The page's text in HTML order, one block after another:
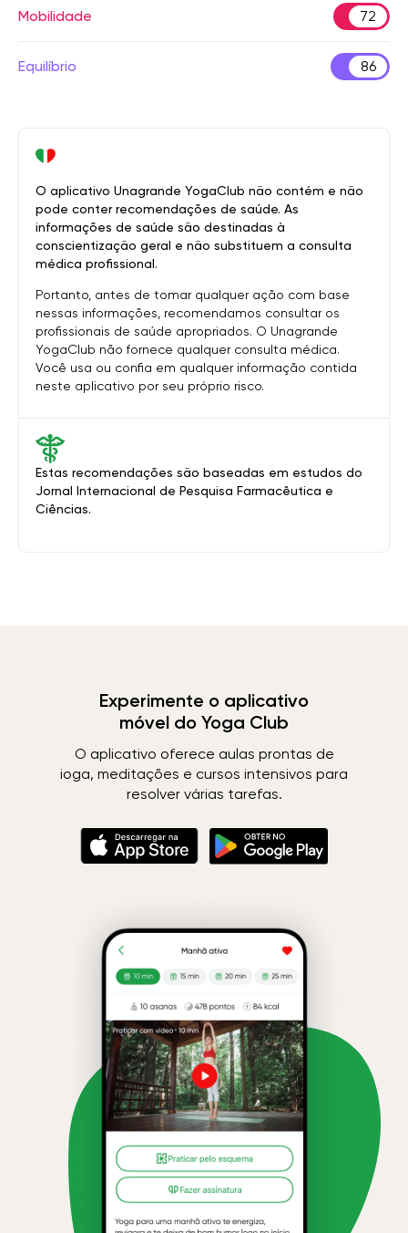
Mobilidade 72
Equilíbrio 86
Estas recomendações são baseadas em estudos do
Jornal Internacional de Pesquisa Farmacêutica e
Ciências.
O aplicativo Unagrande YogaClub não contém e não
pode conter recomendações de saúde. As
informações de saúde são destinadas à
conscientização geral e não substituem a consulta
médica profissional.
Portanto, antes de tomar qualquer ação com base
nessas informações, recomendamos consultar os
profissionais de saúde apropriados. O Unagrande
YogaClub não fornece qualquer consulta médica.
Você usa ou confia em qualquer informação contida
neste aplicativo por seu próprio risco.
Experimente o aplicativo
móvel do Yoga Club
O aplicativo oferece aulas prontas de
ioga, meditações e cursos intensivos para
resolver várias tarefas.